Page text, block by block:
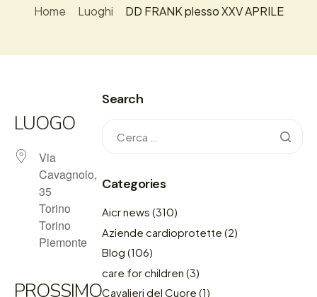
NEWS
Home Luoghi DD FRANK plesso XXV APRILE
LUOGO
Via
Cavagnolo,
35
Torino
Torino
Piemonte
PROSSIMO
Search
Categories
Aicr news (310)
Aziende cardioprotette (2)
Blog (106)
care for children (3)
Cavalieri del Cuore (1)